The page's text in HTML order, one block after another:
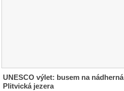
UNESCO výlet: busem na nádherná
Plitvická jezera